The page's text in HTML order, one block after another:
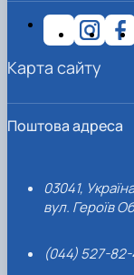
Поштова адреса
03041,
вул. Героїв
(044) 527-
Карта сайту